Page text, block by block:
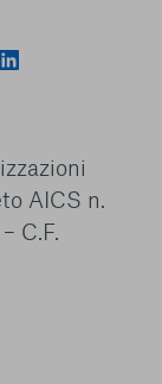
AICS n.
C.F.